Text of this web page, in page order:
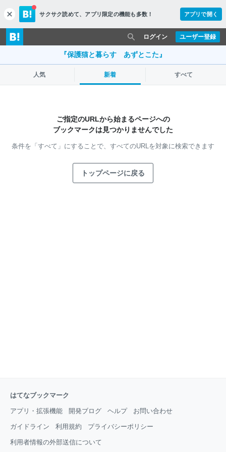
c
l
o
s
サクサク読めて、 アプリ限定の機能も多数！ アプリで開く
ユーザー登録
ログイン
『保護猫と暮らす あずとこた』
人気 新着 すべて
ご指定のURLから始まるページへの
ブックマークは見つかりませんでした
条件を「すべて」にすることで、 すべてのURLを対象に検索できます
トップページに戻る
はてなブックマーク
アプリ・拡張機能 開発ブログ ヘルプ お問い合わせ
ガイドライン 利用規約 プライバシーポリシー
利用者情報の外部送信について